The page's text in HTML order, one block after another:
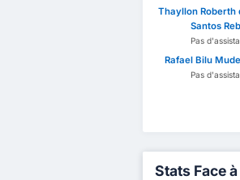
Thayllon Roberth
Santos
Pas
Rafael Bilu
Pas
Stats Face